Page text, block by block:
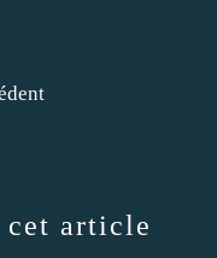
cet article